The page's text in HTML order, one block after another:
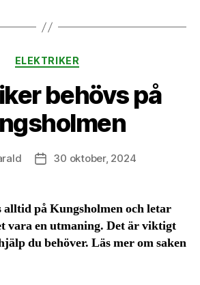
Kategorier
ELEKTRIKER
behövs på
Inläggsdatum
30 oktober, 2024
på Kungsholmen och letar
vara en utmaning. Det är viktigt
du behöver. Läs mer om saken